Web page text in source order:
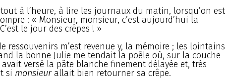
à l’heure, à lire les journaux du matin, lorsqu’on est
: « Monsieur, monsieur, c’est aujourd’hui la
le jour des crêpes ! »
ressouvenirs m’est revenue y, la mémoire ; les lointains
la bonne Julie me tendait la poêle où, sur la couche
versé la pâte blanche finement délayée et, très
si monsieurallait bien retourner sa crêpe.